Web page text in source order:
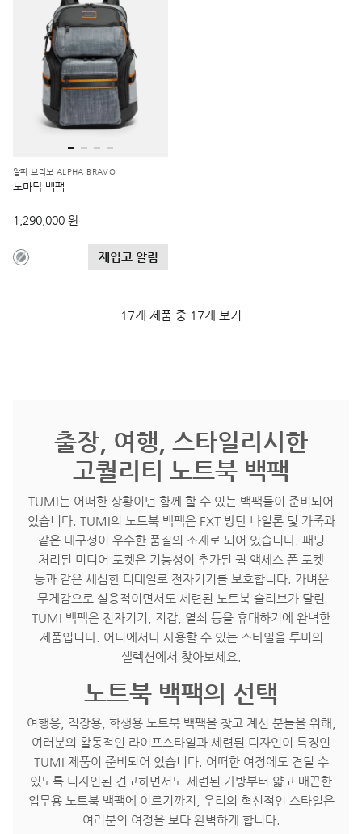
알파 브라보 ALPHA BRAVO
노마딕 백팩
1,290,000 원
재입고 알림
17개 제품 중 17개 보기
출장, 여행, 스타일리시한
고퀄리티 노트북 백팩
TUMI는 어떠한 상황이던 함께 할 수 있는 백팩들이 준비되어
있습니다. TUMI의 노트북 백팩은 FXT 방탄 나일론 및 가죽과
같은 내구성이 우수한 품질의 소재로 되어 있습니다. 패딩
처리된 미디어 포켓은 기능성이 추가된 퀵 액세스 폰 포켓
등과 같은 세심한 디테일로 전자기기를 보호합니다. 가벼운
무게감으로 실용적이면서도 세련된 노트북 슬리브가 달린
TUMI 백팩은 전자기기, 지갑, 열쇠 등을 휴대하기에 완벽한
제품입니다. 어디에서나 사용할 수 있는 스타일을 투미의
셀렉션에서 찾아보세요.
노트북 백팩의 선택
여행용, 직장용, 학생용 노트북 백팩을 찾고 계신 분들을 위해,
여러분의 활동적인 라이프스타일과 세련된 디자인이 특징인
TUMI 제품이 준비되어 있습니다. 어떠한 여정에도 견딜 수
있도록 디자인된 견고하면서도 세련된 가방부터 얇고 매끈한
업무용 노트북 백팩에 이르기까지, 우리의 혁신적인 스타일은
여러분의 여정을 보다 완벽하게 합니다.